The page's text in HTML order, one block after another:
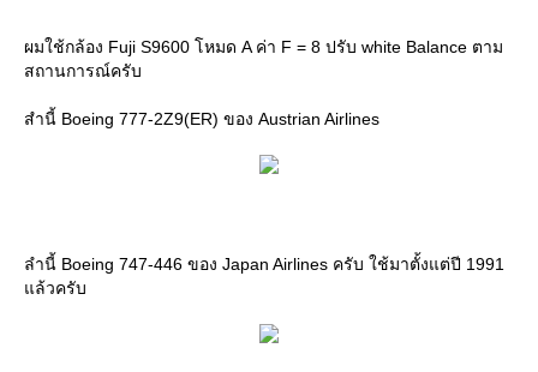
ผมใช้กล้อง Fuji S9600 โหมด A ค่า F = 8 ปรับ white Balance ตาม
สถานการณ์ครับ
สำนี้ Boeing 777-2Z9(ER) ของ Austrian Airlines
ลำนี้ Boeing 747-446 ของ Japan Airlines ครับ ใช้มาตั้งแต่ปี 1991
ล้วครับ